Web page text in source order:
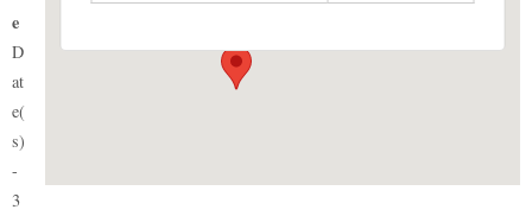
Events
e
D
at
e(
s)
-
3